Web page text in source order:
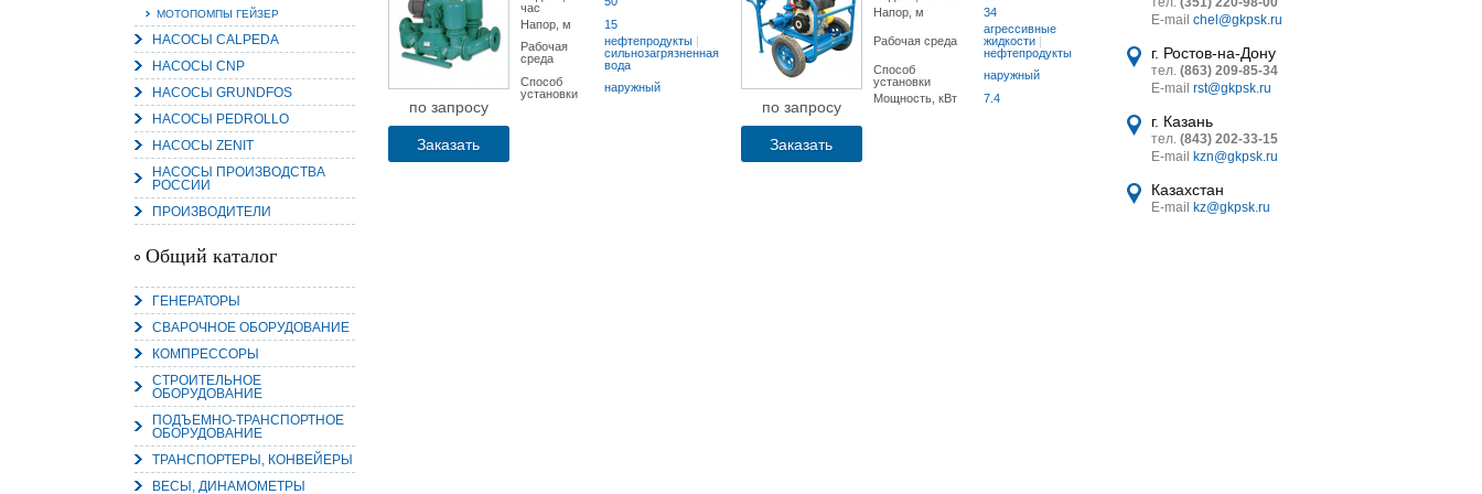
МОТОПОМПЫ ГЕЙЗЕР
НАСОСЫ CALPEDA
НАСОСЫ CNP
НАСОСЫ GRUNDFOS
НАСОСЫ PEDROLLO
НАСОСЫ ZENIT
НАСОСЫ ПРОИЗВОДСТВА
РОССИИ
ПРОИЗВОДИТЕЛИ
Общий каталог
ГЕНЕРАТОРЫ
СВАРОЧНОЕ ОБОРУДОВАНИЕ
КОМПРЕССОРЫ
СТРОИТЕЛЬНОЕ
ОБОРУДОВАНИЕ
ПОДЪЕМНО-ТРАНСПОРТНОЕ
ОБОРУДОВАНИЕ
ТРАНСПОРТЕРЫ, КОНВЕЙЕРЫ
ВЕСЫ, ДИНАМОМЕТРЫ
по запросу
Заказать
час
Напор, м
15
Рабочая
среда
нефтепродукты |
сильнозагрязненная
вода
Способ
установки
наружный
по запросу
Заказать
Напор, м
34
Рабочая среда
агрессивные
жидкости |
нефтепродукты
Способ
установки
наружный
Мощность, кВт
7.4
E-mail chel@gkpsk.ru
г. Ростов-на-Дону
тел. (863) 209-85-34
E-mail rst@gkpsk.ru
г. Казань
тел. (843) 202-33-15
E-mail
kzn@gkpsk.ru
Казахстан
E-mail kz@gkpsk.ru